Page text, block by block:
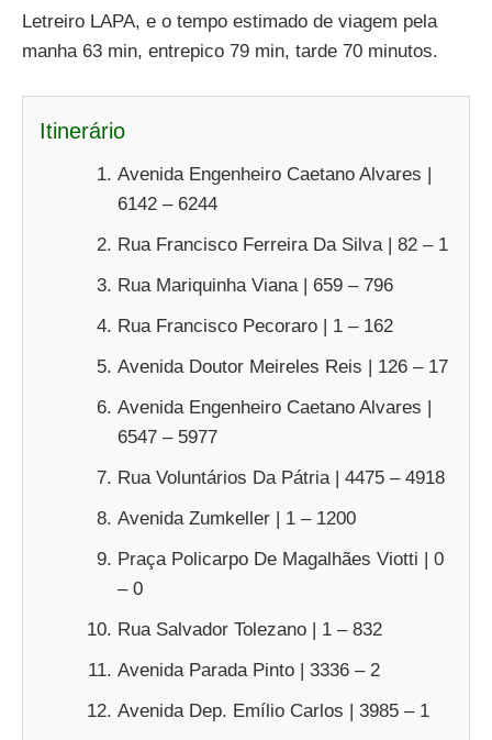
Letreiro LAPA, e o tempo estimado de viagem pela
manha 63 min, entrepico 79 min, tarde 70 minutos.
Itinerário
Avenida Engenheiro Caetano Alvares |
6142 – 6244
Rua Francisco Ferreira Da Silva | 82 – 1
Rua Mariquinha Viana | 659 – 796
Rua Francisco Pecoraro | 1 – 162
Avenida Doutor Meireles Reis | 126 – 17
Avenida Engenheiro Caetano Alvares |
6547 – 5977
Rua Voluntários Da Pátria | 4475 – 4918
Avenida Zumkeller | 1 – 1200
Praça Policarpo De Magalhães Viotti | 0
– 0
Rua Salvador Tolezano | 1 – 832
Avenida Parada Pinto | 3336 – 2
Avenida Dep. Emílio Carlos | 3985 – 1